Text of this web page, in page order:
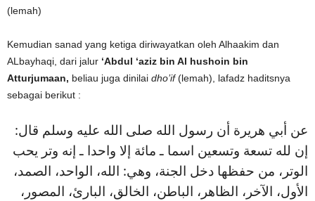
(lemah)
Kemudian sanad yang ketiga diriwayatkan oleh Alhaakim dan
ALbayhaqi, dari jalur ‘Abdul ‘aziz bin Al hushoin bin
Atturjumaan, beliau juga dinilai dho’if(lemah), lafadz haditsnya
sebagai berikut :
عن أبي هريرة أن رسول الله صلى الله عليه وسلم قال:
إن لله تسعة وتسعين اسما ـ مائة إلا واحدا ـ إنه وتر يحب
الوتر، من حفظها دخل الجنة، وهي: الله، الواحد، الصمد،
الأول، الآخر، الظاهر، الباطن، الخالق، البارئ، المصور،